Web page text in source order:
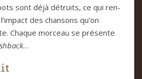
sont déjà détruits, ce qui ren­
des chan­sons qu’on
Cha­que mor­ceau se pré­sente
…